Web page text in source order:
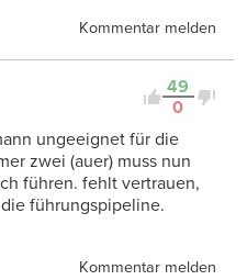
Kommentar melden
49
0
ungeeignet für die
zwei (auer) muss nun
führen. fehlt vertrauen,
führungspipeline.
Kommentar melden